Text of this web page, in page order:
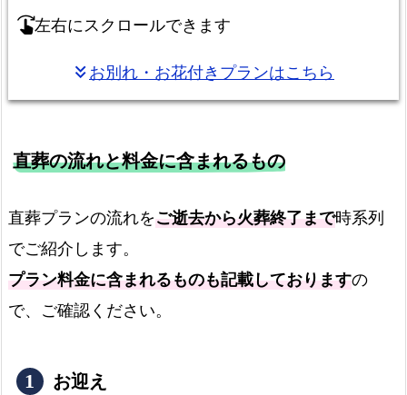
箕
市
の
応
町
swipe_right左右にスクロールできます
keyboard_double_arrow_downお別れ・お花付きプランはこちら
直葬の流れと料金に含まれるもの
直葬プランの流れをご逝去から火葬終了まで時系列
でご紹介します。
プラン料金に含まれるものも記載しておりますの
で、ご確認ください。
お迎え